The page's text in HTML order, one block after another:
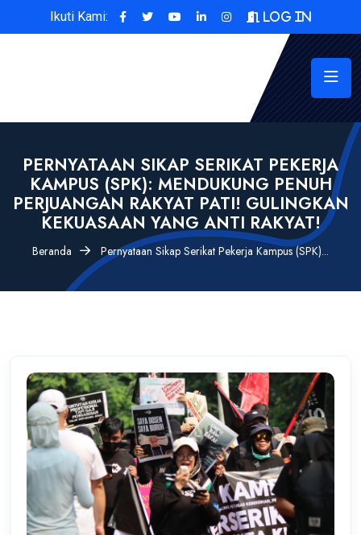
Ikuti Kami: Log In
PERNYATAAN SIKAP SERIKAT PEKERJA
KAMPUS (SPK): MENDUKUNG PENUH
PERJUANGAN RAKYAT PATI! GULINGKAN
KEKUASAAN YANG ANTI RAKYAT!
Beranda Pernyataan Sikap Serikat Pekerja Kampus (SPK)...